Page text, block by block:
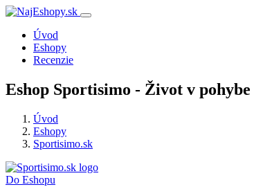
Úvod
Eshopy
Recenzie
Eshop Sportisimo - Život v pohybe
Úvod
Eshopy
Sportisimo.sk
Do Eshopu